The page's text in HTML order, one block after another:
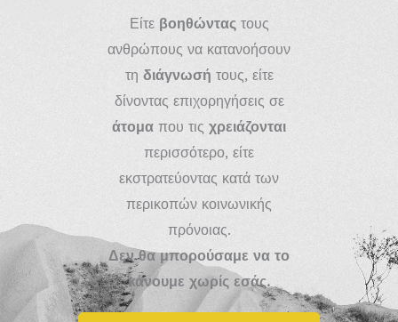
Είτε βοηθώνταςτους
ανθρώπους να κατανοήσουν
τη διάγνωσή τους, είτε
δίνοντας επιχορηγήσεις σε
άτομα που τις χρειάζονται
περισσότερο, είτε
εκστρατεύοντας κατά των
περικοπών κοινωνικής
πρόνοιας.
Δεν θα μπορούσαμε να το
κάνουμε χωρίς εσάς.